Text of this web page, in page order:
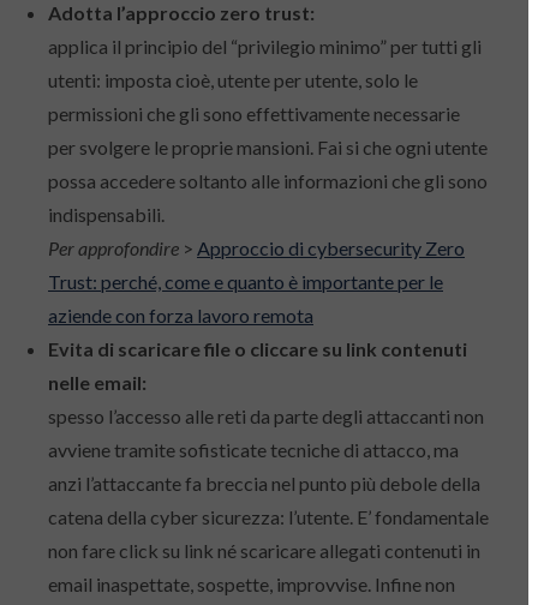
Adotta l’approccio zero trust:
applica il principio del “privilegio minimo” per tutti gli
utenti: imposta cioè, utente per utente, solo le
permissioni che gli sono effettivamente necessarie
per svolgere le proprie mansioni. Fai si che ogni utente
possa accedere soltanto alle informazioni che gli sono
indispensabili.
Per approfondire > Approccio di cybersecurity Zero
Trust: perché, come e quanto è importante per le
aziende con forza lavoro remota
Evita di scaricare file o cliccare su link contenuti
nelle email:
spesso l’accesso alle reti da parte degli attaccanti non
avviene tramite sofisticate tecniche di attacco, ma
anzi l’attaccante fa breccia nel punto più debole della
catena della cyber sicurezza: l’utente. E’ fondamentale
non fare click su link né scaricare allegati contenuti in
email inaspettate, sospette, improvvise. Infine non